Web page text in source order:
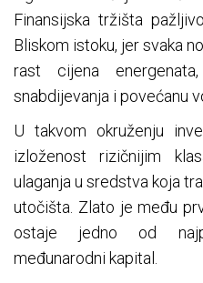
Finansijska tržišta
Bliskom istoku, jer svaka
rast cijena
snabdijevanja i povećanu
U takvom okruženju
izloženost rizičnijim
ulaganja u sredstva koja
utočišta. Zlato je među
ostaje jedno od
međunarodni kapital.